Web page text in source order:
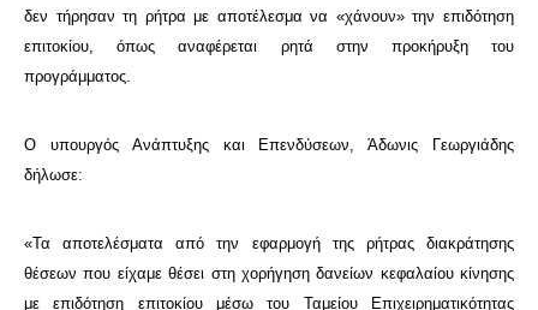
δεν τήρησαν τη ρήτρα με αποτέλεσμα να «χάνουν» την επιδότηση
επιτοκίου, όπως αναφέρεται ρητά στην προκήρυξη του
προγράμματος.
Ο υπουργός Ανάπτυξης και Επενδύσεων, Άδωνις Γεωργιάδης
δήλωσε:
«Τα αποτελέσματα από την εφαρμογή της ρήτρας διακράτησης
θέσεων που είχαμε θέσει στη χορήγηση δανείων κεφαλαίου κίνησης
με επιδότηση επιτοκίου μέσω του Ταμείου Επιχειρηματικότητας